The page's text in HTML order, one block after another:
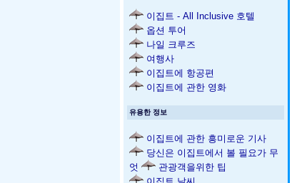
이집트 - All Inclusive 호텔
옵션 투어
나일 크루즈
여행사
이집트에 항공편
이집트에 관한 영화
유용한 정보
이집트에 관한 흥미로운 기사
당신은 이집트에서 볼 필요가 무
엇
관광객을위한 팁